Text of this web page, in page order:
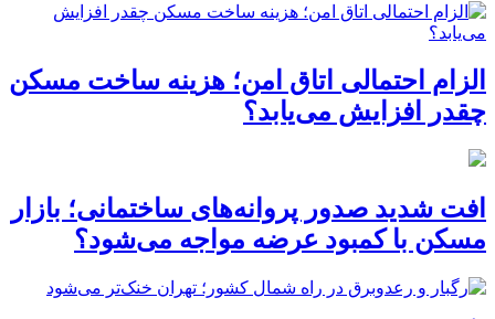
الزام احتمالی اتاق امن؛ هزینه ساخت مسکن
چقدر افزایش می‌یابد؟
افت شدید صدور پروانه‌های ساختمانی؛ بازار
مسکن با کمبود عرضه مواجه می‌شود؟